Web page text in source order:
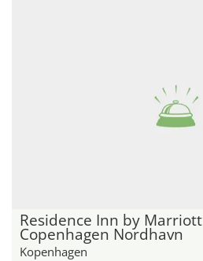
Residence Inn by Marriott
Copenhagen Nordhavn
Kopenhagen